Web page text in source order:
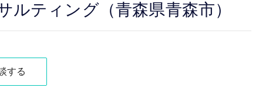
ティング（青森県青森市）
する